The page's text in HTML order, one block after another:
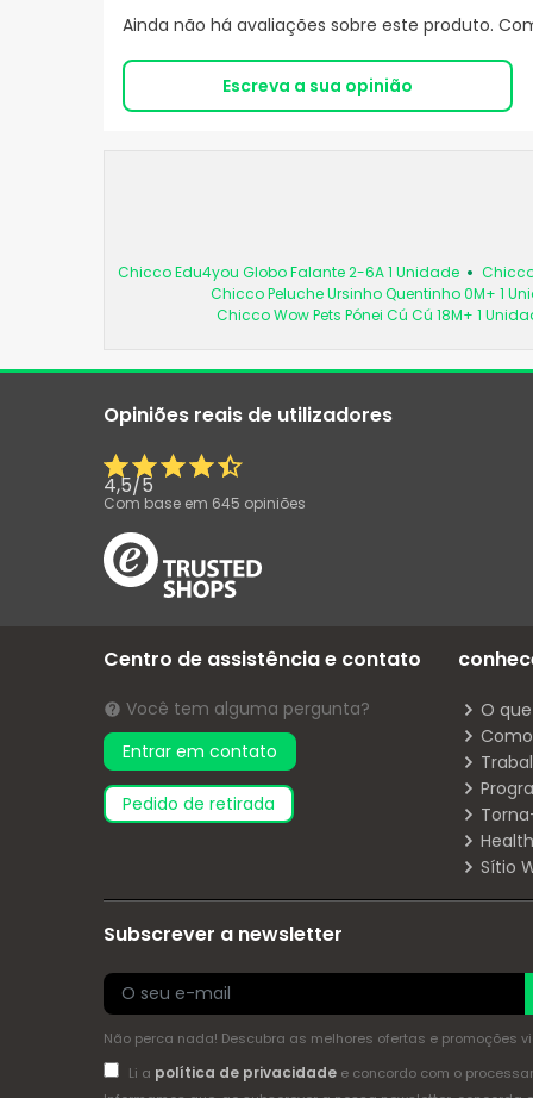
Ainda não há avaliações sobre este produto.
Escreva a sua opinião
Chicco Edu4you Globo Falante 2-6A 1 Unidade
Chicco Peluche Ursinho Quentinho 0M+ 1
Chicco Wow Pets Pónei Cú Cú 18M+ 1
Opiniões reais de utilizadores
4,5/5
Com base em 645 opiniões
Centro de assistência e contato
Você tem alguma pergunta?
Entrar em contato
pedido de retirada
O
Sítio
Subscrever a newsletter
Não perca nada! Descubra as melhores ofertas e promoções
Li a política de privacidadee concordo com o